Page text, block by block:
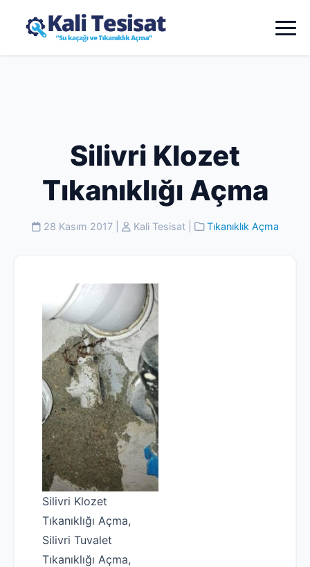
Silivri Klozet
Tıkanıklığı Açma
28 Kasım 2017| Kali Tesisat| Tıkanıklık Açma
Silivri Klozet
Tıkanıklığı Açma,
Silivri Tuvalet
Tıkanıklığı Açma,